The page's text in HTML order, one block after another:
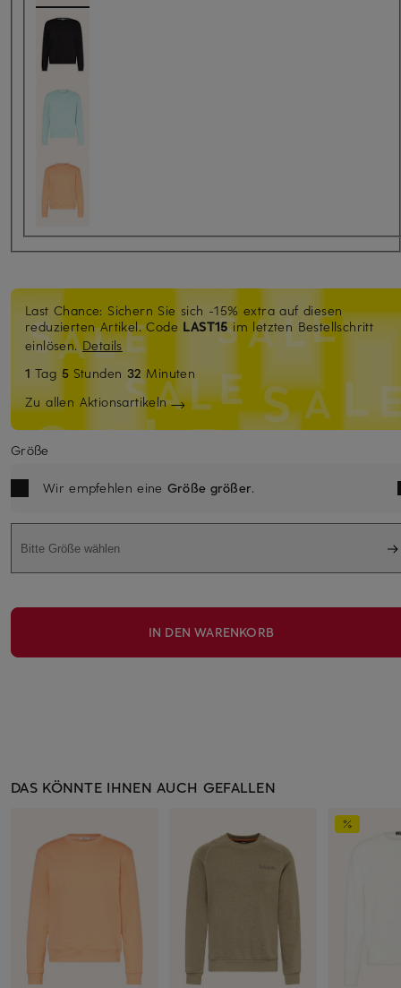
Last Chance: Sichern Sie sich -15% extra auf diesen
reduzierten Artikel. Code LAST15im letzten Bestellschritt
einlösen.Details
1 Tag 5 Stunden 32 Minuten
Zu allen Aktionsartikeln
Größe
Wir empfehlen eine Größe größer.
Bitte Größe wählen
IN DEN WARENKORB
DAS KÖNNTE IHNEN AUCH GEFALLEN